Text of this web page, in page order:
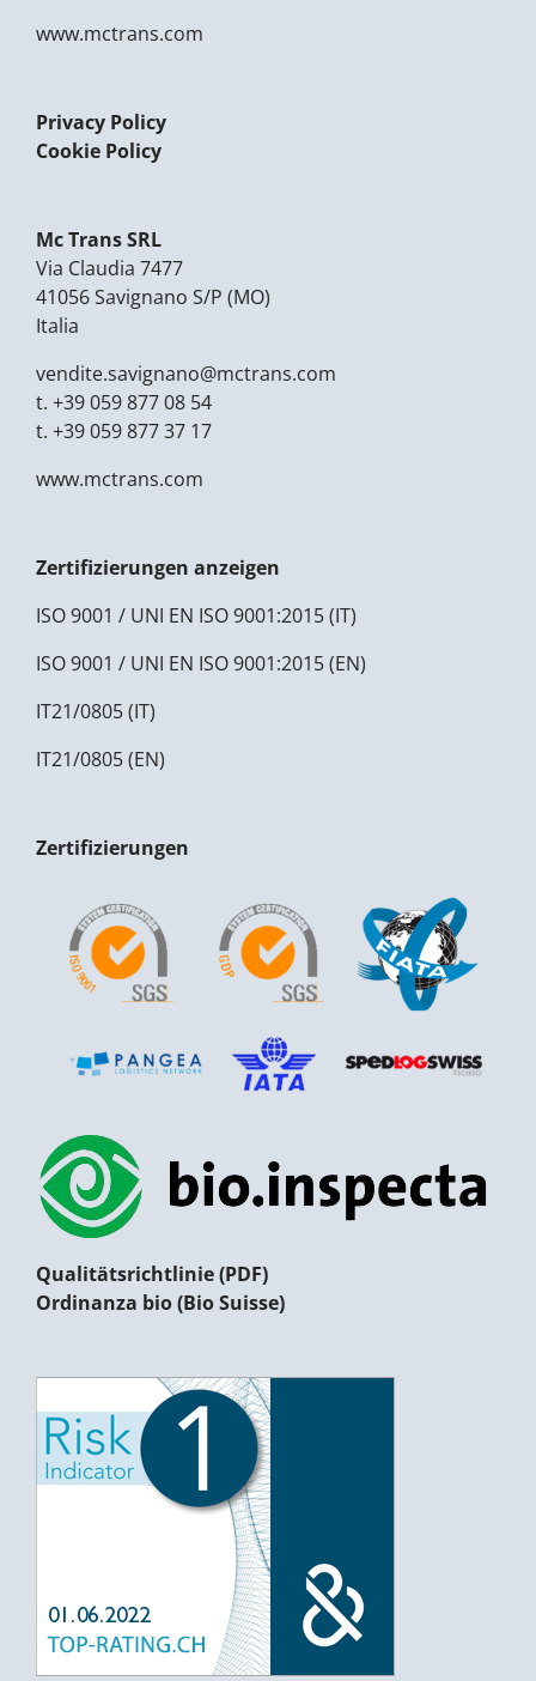
www.mctrans.com
Privacy Policy
Cookie Policy
Mc Trans SRL
Via Claudia 7477
41056 Savignano S/P (MO)
Italia
vendite.savignano@mctrans.com
t. +39 059 877 08 54
t. +39 059 877 37 17
www.mctrans.com
Zertifizierungen anzeigen
ISO 9001 / UNI EN ISO 9001:2015 (IT)
ISO 9001 / UNI EN ISO 9001:2015 (EN)
IT21/0805 (IT)
IT21/0805 (EN)
Zertifizierungen
Qualitätsrichtlinie (PDF)
Ordinanza bio (Bio Suisse)